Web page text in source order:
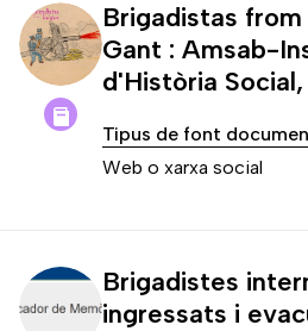
Brigadistas from
Gant : Amsab-
d'Història
Tipus de font
Web o xarxa social
Brigadistes
ingressats i